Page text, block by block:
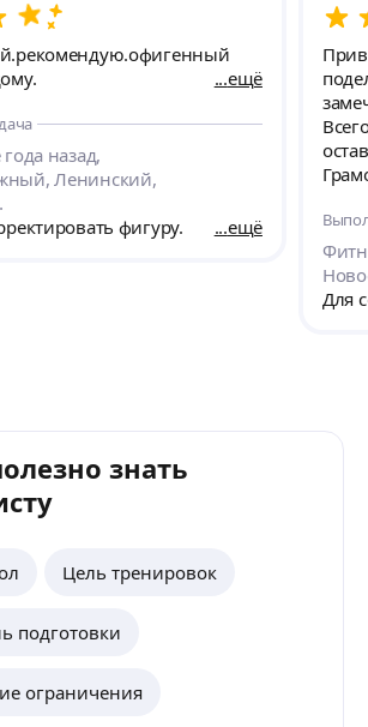
ещё
назад,
Ленинский,
фигуру.
ещё
него!
Для
знать
Цель тренировок
подготовки
ограничения